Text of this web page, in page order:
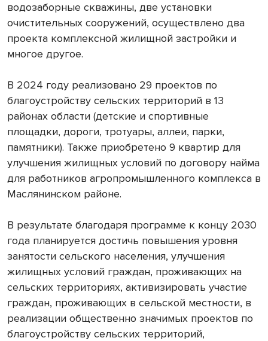
водозаборные скважины, две установки
очистительных сооружений, осуществлено два
проекта комплексной жилищной застройки и
многое другое.
В 2024 году реализовано 29 проектов по
благоустройству сельских территорий в 13
районах области (детские и спортивные
площадки, дороги, тротуары, аллеи, парки,
памятники). Также приобретено 9 квартир для
улучшения жилищных условий по договору найма
для работников агропромышленного комплекса в
Маслянинском районе.
В результате благодаря программе к концу 2030
года планируется достичь повышения уровня
занятости сельского населения, улучшения
жилищных условий граждан, проживающих на
сельских территориях, активизировать участие
граждан, проживающих в сельской местности, в
реализации общественно значимых проектов по
благоустройству сельских территорий,